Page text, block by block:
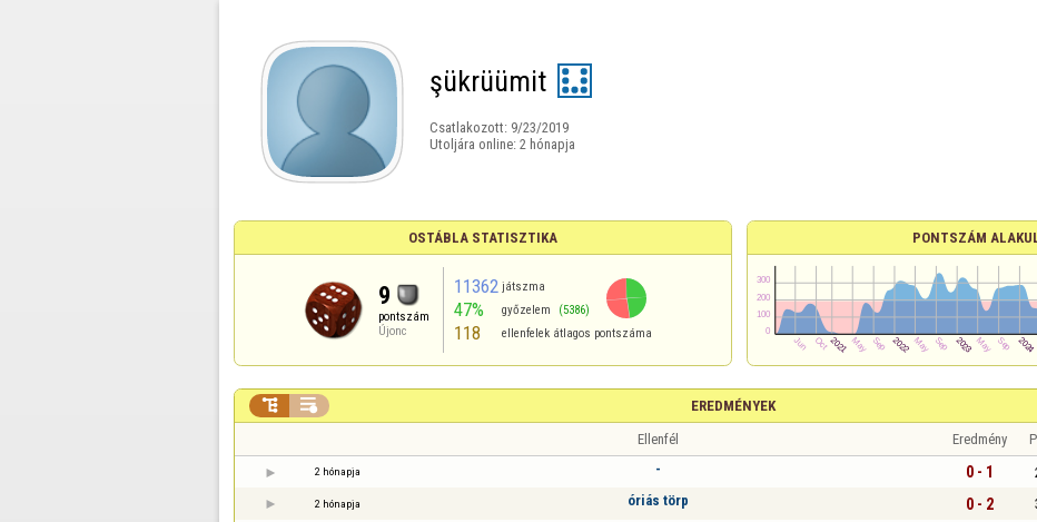
şükrüümit
Csatlakozott: 9/23/2019
Utoljára online: 2 hónapja
OSTÁBLA STATISZTIKA
9
pontszám
Újonc
11362 játszma
47% győzelem (5386)
118 ellenfelek átlagos pontszáma
PONTSZÁM
EREDMÉNYEK
 
Ellenfél Eredmény
2 hónapja - 0 - 1
2 hónapja óriás törp 0 - 2